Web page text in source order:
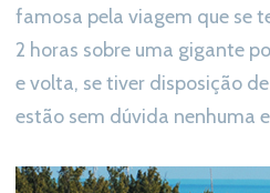
famosa pela viagem que se
2 horas sobre uma gigante
e volta, se tiver disposição
estão sem dúvida nenhuma